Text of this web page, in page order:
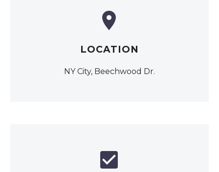


LOCATION
NY City, Beechwood Dr.

